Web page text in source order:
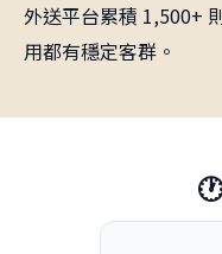
外送平台累積 1,500+
用都有穩定客群。